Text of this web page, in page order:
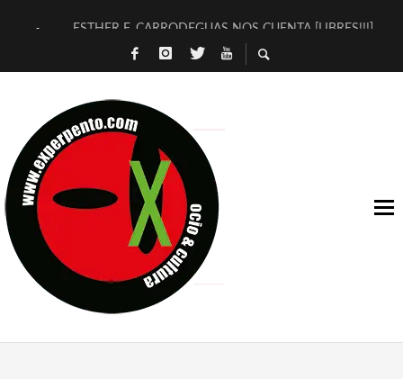
ESTHER F. CARRODEGUAS NOS CUENTA [LIBRES!!!]
[TERRA DE GUAPES] DE SANDRA MONFORT
TIMBRE 4, LA ESCUELA DEL DIRECTOR TEATRAL CLAUDIO
30 AÑOS (NO ES NADA) DE LA KATARSIS DEL TOMATAZO
MILITARES JUDÍAS EN #EXVITA
D’BALDOMEROS REINVENTAN [BITÁCORA 3.0] EN EXVITA
MARSHALL FLASH PRESENTA EN EXVITA [RELATIVA
JOFRE BARDAGÍ EN EXVITA INTERPRETANDO A SERRAT